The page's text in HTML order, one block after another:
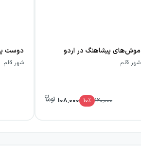
موش‌های پیشاهنگ در اردو
شهر قلم
120,000
10٪ 108,000
دوست
شهر قلم